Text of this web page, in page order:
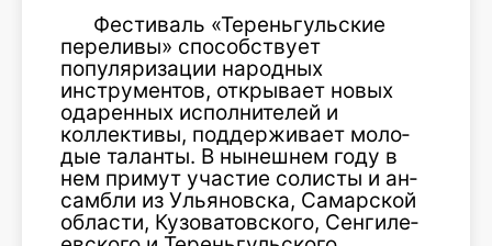
Фестиваль «Тереньгульские
пере­ливы» способствует
популяризации народных
инструментов, открывает новых
одаренных исполнителей и
коллективы, поддерживает моло­
дые таланты. В нынешнем году в
нем примут участие солисты и ан­
самбли из Ульяновска, Самарской
области, Кузоватовского, Сенгиле­